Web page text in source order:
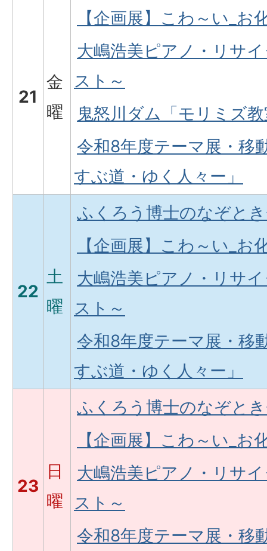
21
金
曜
【企画展】こわ～い_お
大嶋浩美ピアノ・リサ
スト～
鬼怒川ダム「モリミズ
令和8年度テーマ展・移
すぶ道・ゆく人々ー」
22
土
曜
ふくろう博士のなぞと
【企画展】こわ～い_お
大嶋浩美ピアノ・リサ
スト～
令和8年度テーマ展・移
すぶ道・ゆく人々ー」
23
日
曜
ふくろう博士のなぞと
【企画展】こわ～い_お
大嶋浩美ピアノ・リサ
スト～
令和8年度テーマ展・移